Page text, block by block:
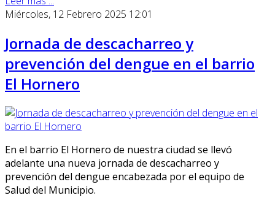
Miércoles, 12 Febrero 2025 12:01
Jornada de descacharreo y
prevención del dengue en el barrio
El Hornero
En el barrio El Hornero de nuestra ciudad se llevó
adelante una nueva jornada de descacharreo y
prevención del dengue encabezada por el equipo de
Salud del Municipio.